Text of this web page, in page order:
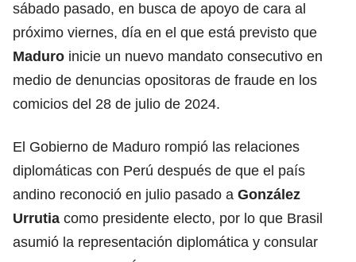
sábado pasado, en busca de apoyo de cara al
próximo viernes, día en el que está previsto que
Maduro inicie un nuevo mandato consecutivo en
medio de denuncias opositoras de fraude en los
comicios del 28 de julio de 2024.
El Gobierno de Maduro rompió las relaciones
diplomáticas con Perú después de que el país
andino reconoció en julio pasado a González
Urrutia como presidente electo, por lo que Brasil
asumió la representación diplomática y consular